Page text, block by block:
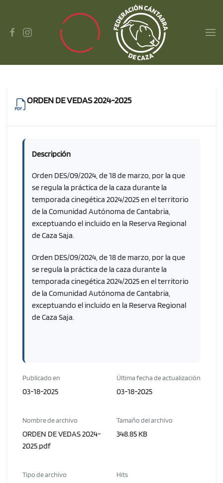
Skip to main content
ORDEN DE VEDAS 2024-2025
Descripción
Orden DES/09/2024, de 18 de marzo, por la que
se regula la práctica de la caza durante la
temporada cinegética 2024/2025 en el territorio
de la Comunidad Autónoma de Cantabria,
exceptuando el incluido en la Reserva Regional
de Caza Saja.
Orden DES/09/2024, de 18 de marzo, por la que
se regula la práctica de la caza durante la
temporada cinegética 2024/2025 en el territorio
de la Comunidad Autónoma de Cantabria,
exceptuando el incluido en la Reserva Regional
de Caza Saja.
Publicado en
03-18-2025
Última fecha de actualización
03-18-2025
Nombre de archivo
ORDEN DE VEDAS 2024-
2025.pdf
Tamaño del archivo
348.85 KB
Tipo de archivo Hits